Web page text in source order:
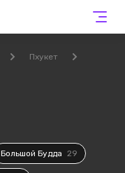
Пхукет
Большой Будда 29